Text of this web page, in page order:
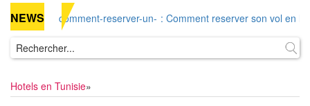
NEWS comment-reserver-un- : Comment reserver son vol en
Hotels en Tunisie»